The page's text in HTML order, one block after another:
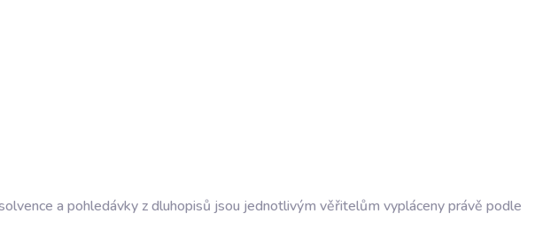
a pohledávky z dluhopisů jsou jednotlivým věřitelům vypláceny právě podle